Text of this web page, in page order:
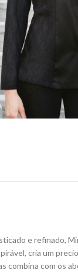
enlarge
e refinado,
cria um
combina com os